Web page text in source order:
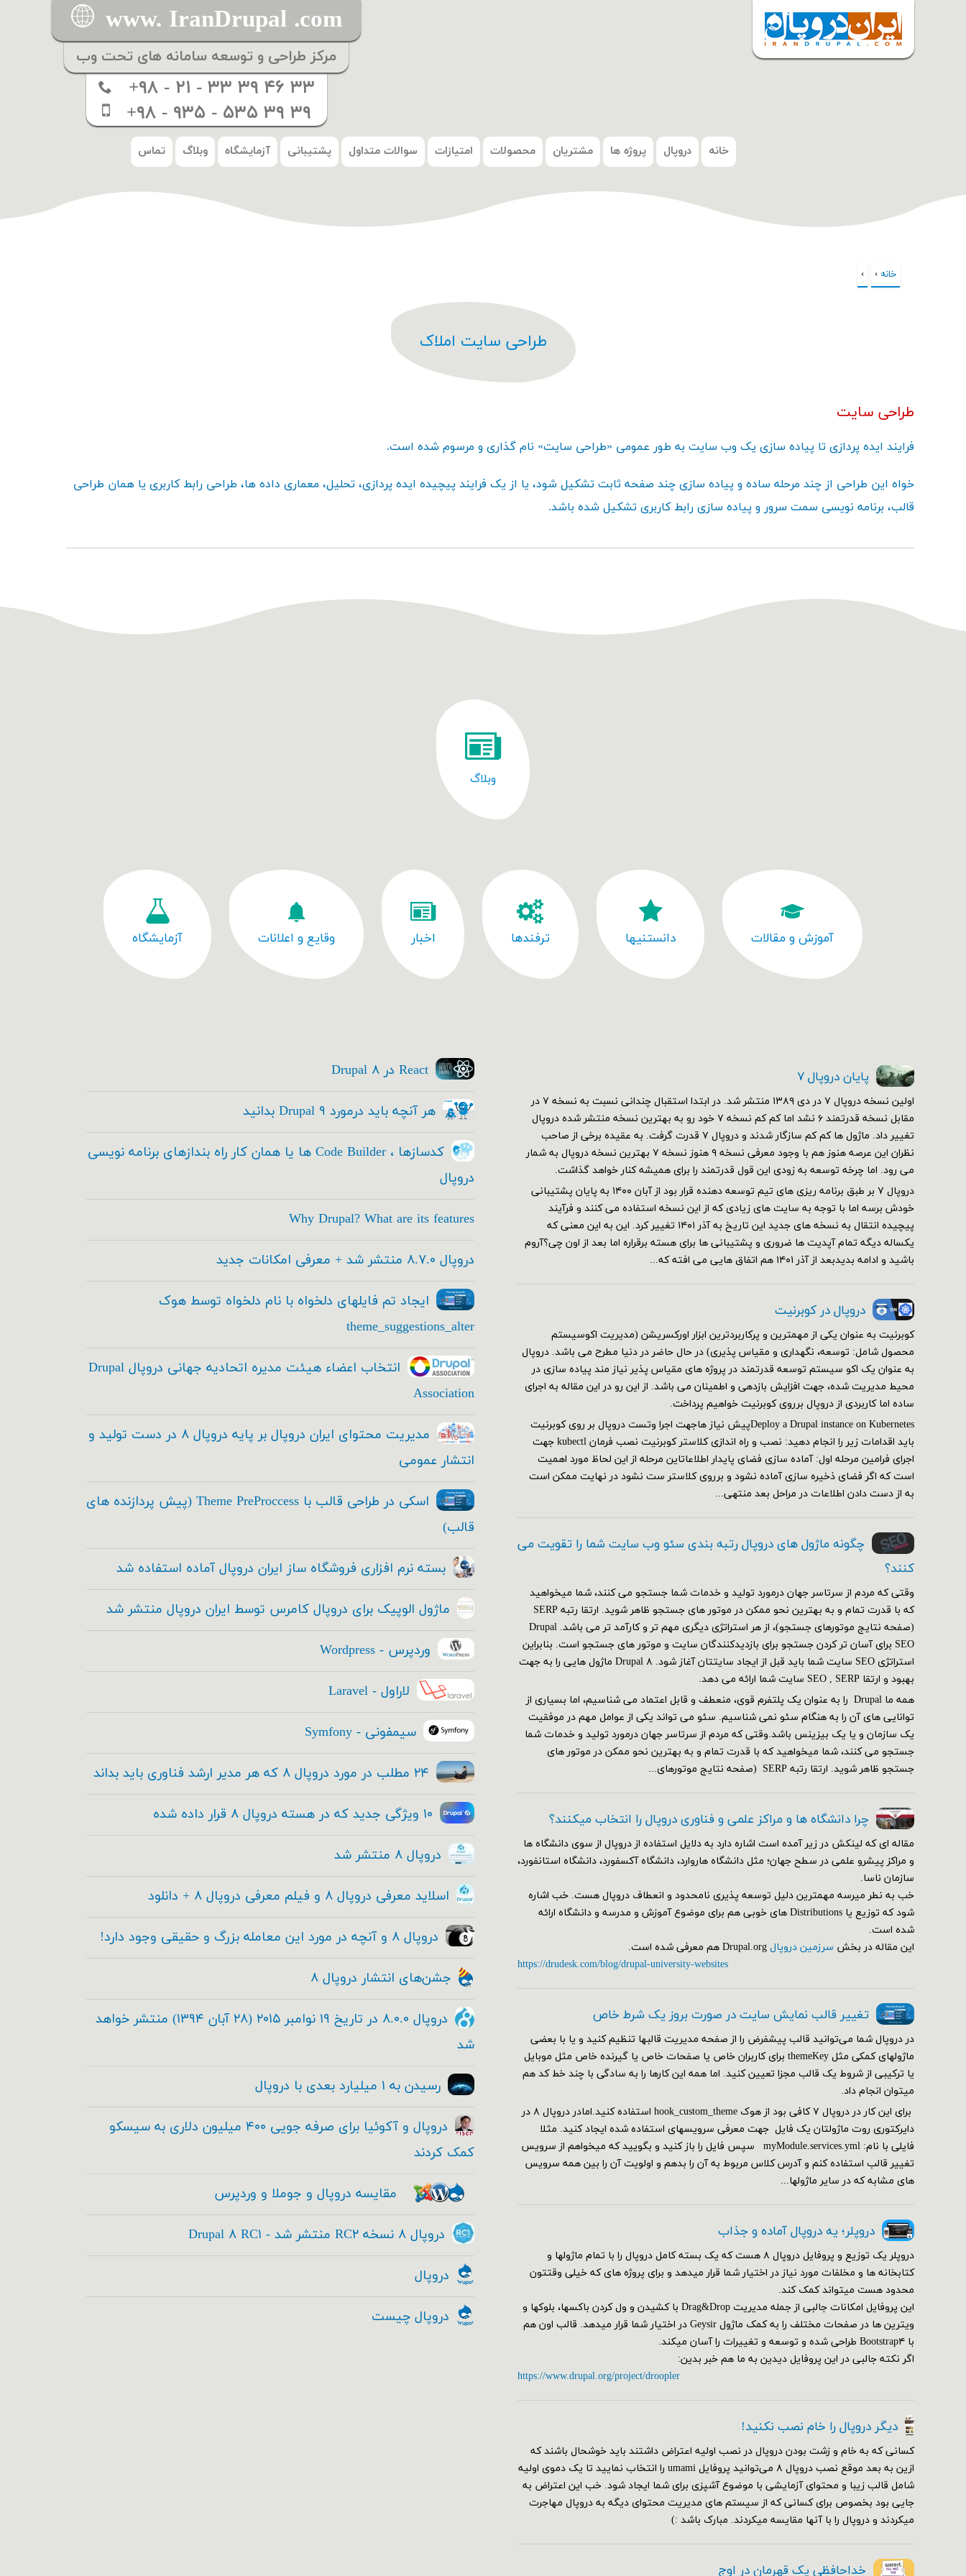
www. IranDrupal .com
مرکز طراحی و توسعه سامانه های تحت وب
+۹۸ - ۲۱ - ۳۳ ۳۹ ۴۶ ۳۳
+۹۸ - ۹۳۵ - ۵۳۵ ۳۹ ۳۹
خانه دروپال پروژه ها مشتریان محصولات امتیازات سوالات متداول پشتیبانی آزمایشگاه وبلاگ تماس
شما اینجا هستید
خانه ›
›
طراحی سایت املاک
طراحی سایت
فرایند ایده پردازی تا پیاده سازی یک وب سایت به طور عمومی «طراحی سایت» نام گذاری و مرسوم شده است.
خواه این طراحی از چند مرحله ساده و پیاده سازی چند صفحه ثابت تشکیل شود، یا از یک فرایند پیچیده ایده پردازی، تحلیل، معماری داده ها، طراحی رابط کاربری یا همان طراحی
قالب، برنامه نویسی سمت سرور و پیاده سازی رابط کاربری تشکیل شده باشد.
وبلاگ
آموزش و مقالات دانستنیها ترفندها اخبار وقایع و اعلانات آزمایشگاه
پایان دروپال ۷
اولین نسخه دروپال ۷ در دی ۱۳۸۹ منتشر شد. در ابتدا استقبال چندانی نسبت به نسخه ۷ در
مقابل نسخه قدرتمند ۶ نشد اما کم کم نسخه ۷ خود رو به بهترین نسخه منتشر شده دروپال
تغییر داد. ماژول ها کم کم سازگار شدند و دروپال ۷ قدرت گرفت. به عقیده برخی از صاحب
نظران این عرصه هنوز هم با وجود معرفی نسخه ۹ هنوز نسخه ۷ بهترین نسخه دروپال به شمار
می رود. اما چرخه توسعه به زودی این قول قدرتمند را برای همیشه کنار خواهد گذاشت.
دروپال ۷ بر طبق برنامه ریزی های تیم توسعه دهنده قرار بود از آبان ۱۴۰۰ به پایان پشتیبانی
خودش برسه اما با توجه به سایت های زیادی که از این نسخه استفاده می کنند و فرآیند
پیچیده انتقال به نسخه های جدید این تاریخ به آذر ۱۴۰۱ تغییر کرد. این به این معنی که
یکساله دیگه تمام آپدیت ها ضروری و پشتیبانی ها برای هسته برقراره اما بعد از اون چی؟آروم
باشید و ادامه بدیدبعد از آذر ۱۴۰۱ هم اتفاق هایی می افته که...
دروپال در کوبرنیت
کوبرنیت به عنوان یکی از مهمترین و پرکاربردترین ابزار اورکسریشن (مدیریت اکوسیستم
محصول شامل: توسعه، نگهداری و مقیاس پذیری) در حال حاضر در دنیا مطرح می باشد. دروپال
به عنوان یک اکو سیستم توسعه قدرتمند در پروژه های مقیاس پذیر نیاز مند پیاده سازی در
محیط مدیریت شده، جهت افزایش بازدهی و اطمینان می باشد. از این رو در این مقاله به اجرای
ساده اما کاربردی از دروپال برروی کوبرنیت خواهیم پرداخت.
Deploy a Drupal instance on Kubernetesپیش نیاز هاجهت اجرا وتست دروپال بر روی کوبرنیت
باید اقدامات زیر را انجام دهید: نصب و راه اندازی کلاستر کوبرنیت نصب فرمان kubectl جهت
اجرای فرامین مرحله اول: آماده سازی فضای پایدار اطلاعاتاین مرحله از این لحاظ مورد اهمیت
است که اگر فضای ذخیره سازی آماده نشود و برروی کلاستر ست نشود در نهایت ممکن است
به از دست دادن اطلاعات در مراحل بعد منتهی...
چگونه ماژول های دروپال رتبه بندی سئو وب سایت شما را تقویت می
کنند؟
وقتی که مردم از سرتاسر جهان درمورد تولید و خدمات شما جستجو می کنند، شما میخواهید
که با قدرت تمام و به بهترین نحو ممکن در موتور های جستجو ظاهر شوید. ارتقا رتبه SERP
(صفحه نتایج موتورهای جستجو)، از هر استراتژی دیگری مهم تر و کارآمد تر می باشد. Drupal
SEO برای آسان تر کردن جستجو برای بازدیدکنندگان سایت و موتور های جستجو است. بنابراین
استراتژی SEO سایت شما باید قبل از ایجاد سایتتان آغاز شود. Drupal ۸ ماژول هایی را به جهت
بهبود و ارتقا SEO , SERP سایت شما ارائه می دهد.
همه ما Drupal را به عنوان یک پلتفرم قوی، منعطف و قابل اعتماد می شناسیم، اما بسیاری از
توانایی های آن را به هنگام سئو نمی شناسیم. سئو می تواند یکی از عوامل مهم در موفقیت
یک سازمان و یا یک بیزینس باشد.وقتی که مردم از سرتاسر جهان درمورد تولید و خدمات شما
جستجو می کنند، شما میخواهید که با قدرت تمام و به بهترین نحو ممکن در موتور های
جستجو ظاهر شوید. ارتقا رتبه SERP (صفحه نتایج موتورهای...
چرا دانشگاه ها و مراکز علمی و فناوری دروپال را انتخاب میکنند؟
مقاله ای که لینکش در زیر آمده است اشاره دارد به دلایل استفاده از دروپال از سوی دانشگاه ها
و مراکز پیشرو علمی در سطح جهان؛ مثل دانشگاه هاروارد، دانشگاه آکسفورد، دانشگاه استانفورد،
سازمان ناسا.
خب به نطر میرسه مهمترین دلیل توسعه پذیری نامحدود و انعطاف دروپال هست. خب اشاره
شود که توزیع یا Distributions های خوبی هم برای موضوع آموزش و مدرسه و دانشگاه ارائه
شده است.
این مقاله در بخش سرزمین دروپال
https://drudesk.com/blog/drupal-university-websites
تغییر قالب نمایش سایت در صورت بروز یک شرط خاص
در دروپال شما می‌توانید قالب پیشفرض را از صفحه مدیریت قالبها تنظیم کنید و یا با بعضی
ماژولهای کمکی مثل themeKey برای کاربران خاص یا صفحات خاص یا گیرنده خاص مثل موبایل
یا ترکیبی از شروط یک قالب مجزا تعیین کنید. اما همه این کارها را به سادگی با چند خط کد هم
می‎توان انجام داد.
برای این کار در دروپال ۷ کافی بود از هوک hook_custom_theme استفاده کنید.امادر دروپال ۸ در
دایرکتوری روت ماژولتان یک فایل جهت معرفی سرویسهای استفاده شده ایجاد کنید. مثلا
فایلی با نام: myModule.services.yml سپس فایل را باز کنید و بگویید که میخواهم از سرویس
تغییر قالب استفاده کنم و آدرس کلاس مربوط به آن را بدهم و اولویت آن را بین همه سرویس
های مشابه که در سایر ماژولها...
دروپلر؛ یه دروپال آماده و جذاب
دروپلر یک توزیع و پروفایل دروپال ۸ هست که یک بسته کامل دروپال را با تمام ماژولها و
کتابخانه ها و مخلفات مورد نیاز در اختیار شما قرار میدهد و برای پروژه های که خیلی وقتتون
محدود هست میتواند کمک کند.
این پروفایل امکانات جالبی از جمله مدیریت Drag&Drop با کشیدن و ول کردن باکسها، بلوکها و
ویترین ها در صفحات مختلف را به کمک ماژول Geysir در اختیار شما قرار میدهد. قالب اون هم
با Bootstrap۴ طراحی شده و توسعه و تغییرات را آسان میکند.
اگر نکته جالبی در این پروفایل دیدین به ما هم خبر بدین:
https://www.drupal.org/project/droopler
دیگر دروپال را خام نصب نکنید!
کسانی که به خام و زشت بودن دروپال در نصب اولیه اعتراض داشتند باید خوشحال باشند که
ازین به بعد موقع نصب دروپال ۸ می‌توانید پروفایل umami را انتخاب نمایید تا یک دموی اولیه
شامل قالب زیبا و محتوای آزمایشی با موضوع آشپزی برای شما ایجاد شود. خب این اعتراض به
جایی بود بخصوص برای کسانی که از سیستم های مدیریت محتوای دیگه به دروپال مهاجرت
میکردند و دروپال را با آنها مقایسه میکردند. مبارک باشد :)
خداحافظی یک قهرمان در اوج
React در Drupal ۸
هر آنچه باید درمورد Drupal ۹ بدانید
کدسازها ، Code Builder ها یا همان کار راه بندازهای برنامه نویسی
دروپال
Why Drupal? What are its features
دروپال ۸.۷.۰ منتشر شد + معرفی امکانات جدید
ایجاد تم فایلهای دلخواه با نام دلخواه توسط هوک
theme_suggestions_alter
انتخاب اعضاء هیئت مدیره اتحادیه جهانی دروپال Drupal
Association
مدیریت محتوای ایران دروپال بر پایه دروپال ۸ در دست تولید و
انتشار عمومی
اسکی در طراحی قالب با Theme PreProccess (پیش پردازنده های
قالب)
بسته نرم افزاری فروشگاه ساز ایران دروپال آماده استفاده شد
ماژول الوپیک برای دروپال کامرس توسط ایران دروپال منتشر شد
وردپرس - Wordpress
لاراول - Laravel
سیمفونی - Symfony
۲۴ مطلب در مورد دروپال ۸ که هر مدیر ارشد فناوری باید بداند
۱۰ ویژگی جدید که در هسته دروپال ۸ قرار داده شده
دروپال ۸ منتشر شد
اسلاید معرفی دروپال ۸ و فیلم معرفی دروپال ۸ + دانلود
دروپال ۸ و آنچه در مورد این معامله بزرگ و حقیقی وجود دارد!
جشن‌های انتشار دروپال ۸
دروپال ۸.۰.۰ در تاریخ ۱۹ نوامبر ۲۰۱۵ (۲۸ آبان ۱۳۹۴) منتشر خواهد
شد
رسیدن به ۱ میلیارد بعدی با دروپال
دروپال و آکوئیا برای صرفه جویی ۴۰۰ میلیون دلاری به سیسکو
کمک کردند
مقایسه دروپال و جوملا و وردپرس
دروپال ۸ نسخه RC۲ منتشر شد - Drupal ۸ RC۱
دروپال
دروپال چیست